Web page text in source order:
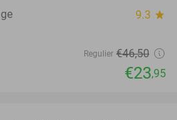
9.3 star
Regulier €46,50
€23,95